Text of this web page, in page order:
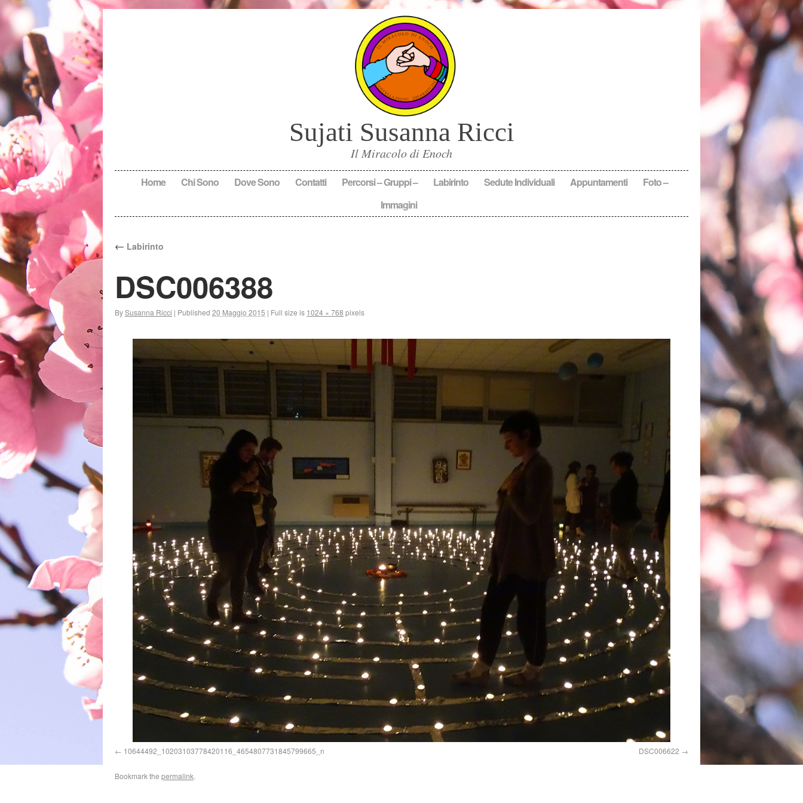
Sujati Susanna Ricci
Il Miracolo di Enoch
Home Chi Sono Dove Sono Contatti Percorsi – Gruppi – Labirinto Sedute Individuali Appuntamenti
Foto –
Immagini
← Labirinto
DSC006388
BySusanna Ricci | Published 20 Maggio 2015 | Full size is 1024 × 768 pixels
10644492_10203103778420116_4654807731845799665_n DSC006622
Bookmark the permalink.